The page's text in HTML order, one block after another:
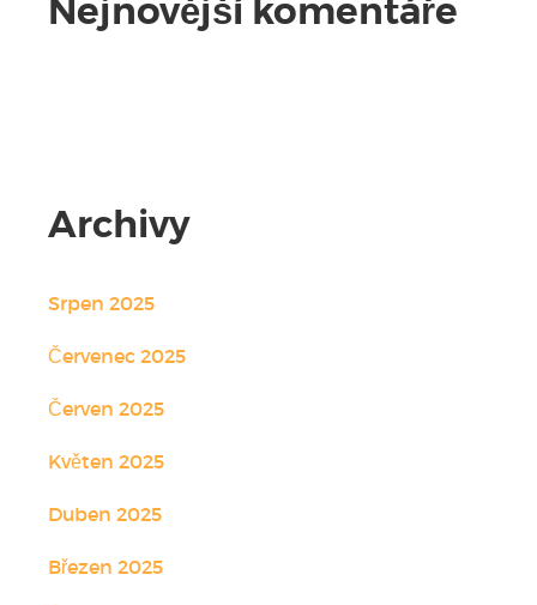
Nejnovější komentáře
Archivy
Srpen 2025
Červenec 2025
Červen 2025
Květen 2025
Duben 2025
Březen 2025